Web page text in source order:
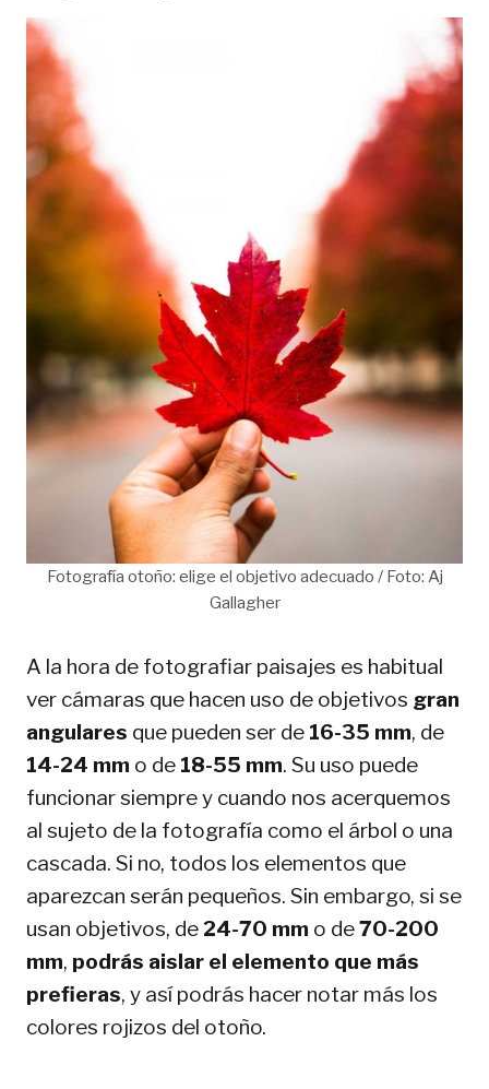
Fotografía otoño: elige el objetivo adecuado / Foto: Aj
Gallagher
A la hora de fotografiar paisajes es habitual
ver cámaras que hacen uso de objetivos gran
angulares que pueden ser de 16-35 mm, de
14-24 mm o de 18-55 mm. Su uso puede
funcionar siempre y cuando nos acerquemos
al sujeto de la fotografía como el árbol o una
cascada. Si no, todos los elementos que
aparezcan serán pequeños. Sin embargo, si se
usan objetivos, de24-70 mm o de70-200
mm, podrás aislar el elemento que más
prefieras, y así podrás hacer notar más los
colores rojizos del otoño.